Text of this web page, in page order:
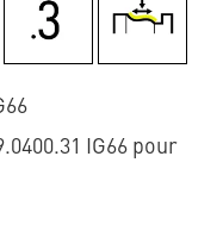
IG66 pour